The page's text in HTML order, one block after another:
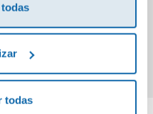
todas
19,95€